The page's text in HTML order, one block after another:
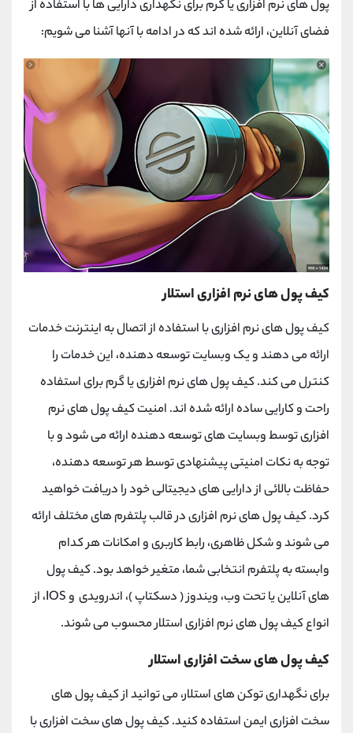
پول های نرم افزاری یا گرم برای نگهداری دارایی ها با استفاده از
فضای آنلاین، ارائه شده اند که در ادامه با آنها آشنا می شویم:
کیف پول های نرم افزاری استلار
کیف پول های نرم افزاری با استفاده از اتصال به اینترنت خدمات
ارائه می دهند و یک وبسایت توسعه دهنده، این خدمات را
کنترل می کند. کیف پول های نرم افزاری یا گرم برای استفاده
راحت و کارایی ساده ارائه شده اند. امنیت کیف پول های نرم
افزاری توسط وبسایت های توسعه دهنده ارائه می شود و با
توجه به نکات امنیتی پیشنهادی توسط هر توسعه دهنده،
حفاظت بالائی از دارایی های دیجیتالی خود را دریافت خواهید
کرد. کیف پول های نرم افزاری در قالب پلتفرم های مختلف ارائه
می شوند و شکل ظاهری، رابط کاربری و امکانات هر کدام
وابسته به پلتفرم انتخابی شما، متغیر خواهد بود. کیف پول
های آنلاین یا تحت وب، ویندوز ( دسکتاپ )، اندرویدی و IOS، از
انواع کیف پول های نرم افزاری استلار محسوب می شوند.
کیف پول های سخت افزاری استلار
برای نگهداری توکن های استلار، می توانید از کیف پول های
سخت افزاری ایمن استفاده کنید. کیف پول های سخت افزاری با